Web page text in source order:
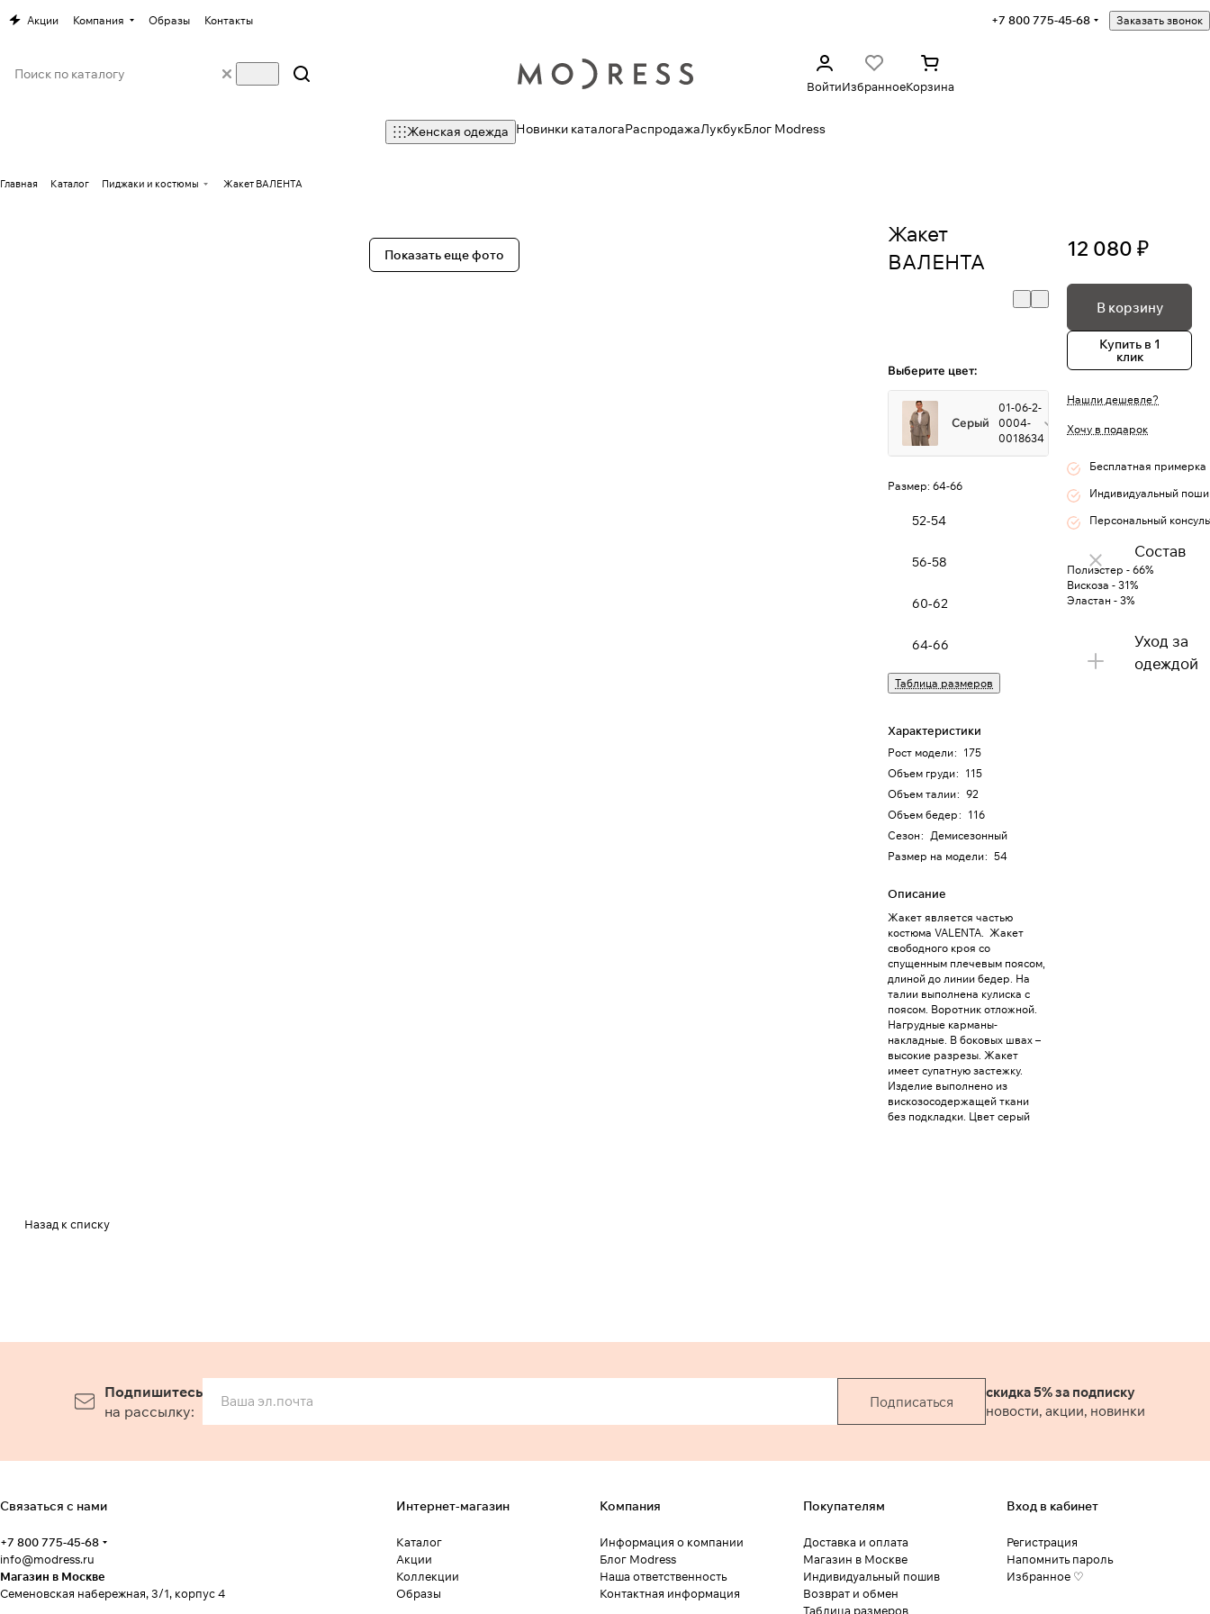
Акции Компания Образы Контакты +7 800 775-45-68 Заказать звонок
ВойтиИзбранноеКорзина
Женская одежда Новинки каталогаРаспродажаЛукбукБлог Modress
Главная Каталог Пиджаки и костюмы Жакет ВАЛЕНТА
Показать еще фото
Жакет
ВАЛЕНТА
Выберите цвет:
Серый
01-06-2-
0004-
0018634
Размер: 64-66
52-54
56-58
60-62
64-66
Таблица размеров
Характеристики
Рост модели: 175
Объем груди: 115
Объем талии: 92
Объем бедер: 116
Сезон: Демисезонный
Размер на модели: 54
Описание
Жакет является частью
костюма VALENTA. Жакет
свободного кроя со
спущенным плечевым поясом,
длиной до линии бедер. На
талии выполнена кулиска с
поясом. Воротник отложной.
Нагрудные карманы-
накладные. В боковых швах –
высокие разрезы. Жакет
имеет супатную застежку.
Изделие выполнено из
вискозосодержащей ткани
без подкладки. Цвет серый
12 080 ₽
В корзину
Купить в 1
клик
Нашли дешевле?
Хочу в подарок
Бесплатная примерка
Индивидуальный
Персональный
Состав
Полиэстер - 66%
Вискоза - 31%
Эластан - 3%
Уход за
одеждой
Назад к списку
Подпишитесь
на рассылку:
Подписаться
скидка 5% за подписку
новости, акции, новинки
Связаться с нами
+7 800 775-45-68
info@modress.ru
Магазин в Москве
Семеновская набережная, 3/1, корпус 4
Интернет-магазин
Каталог
Акции
Коллекции
Образы
Компания
Информация о компании
Блог Modress
Наша ответственность
Контактная информация
Покупателям
Доставка и оплата
Магазин в Москве
Индивидуальный пошив
Возврат и обмен
Таблица размеров
Вход в кабинет
Регистрация
Напомнить пароль
Избранное ♡